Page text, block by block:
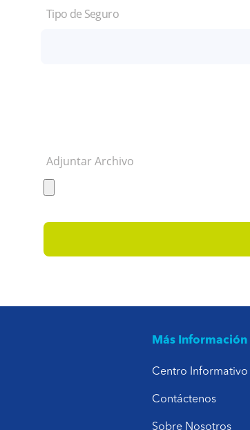
Tipo de Seguro
Adjuntar Archivo
Más Información
Centro Informativo
Contáctenos
Sobre Nosotros